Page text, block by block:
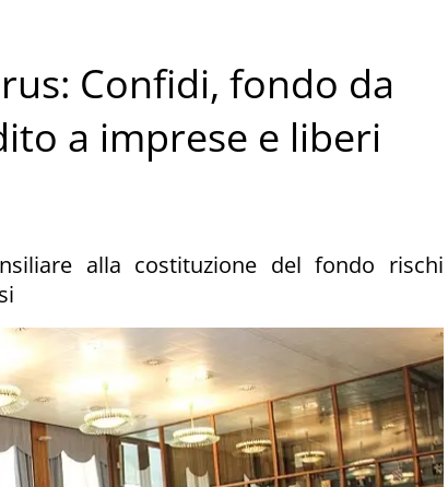
Confidi, fondo da
a imprese e liberi
alla costituzione del fondo rischi